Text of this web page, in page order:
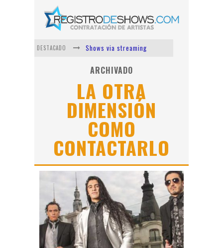
DESTACADO
Shows via streaming
Lit Killah
Nicki Nicole
Duki
Vi Em
Los Ángeles Azules
ARCHIVADO
LA OTRA
DIMENSIÓN
COMO
CONTACTARLO